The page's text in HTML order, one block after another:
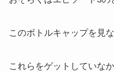
このボトルキャップを見
これらをゲットしていな